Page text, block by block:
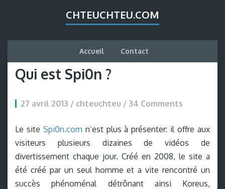
CHTEUCHTEU.COM
Accueil Contact
Qui est Spi0n ?
27 avril 2013 / chteuchteu / 34 Comments
Le site Spi0n.com n’est plus à présenter: il offre aux
visiteurs plusieurs dizaines de vidéos de
divertissement chaque jour. Créé en 2008, le site a
été créé par un seul homme et a vite rencontré un
succès phénoménal détrônant ainsi Koreus,